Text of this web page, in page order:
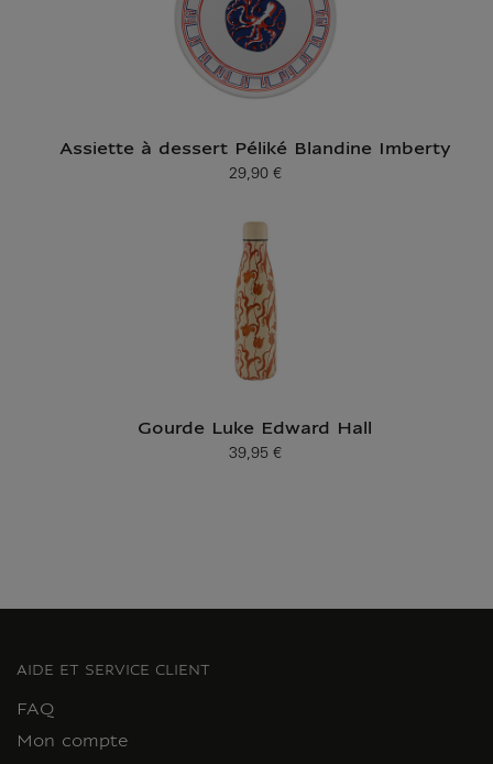
Assiette à dessert Péliké Blandine Imberty
Prix ​​actuel
29,90 €
Gourde Luke Edward Hall
Prix ​​actuel
39,95 €
AIDE ET SERVICE CLIENT
FAQ
Mon compte